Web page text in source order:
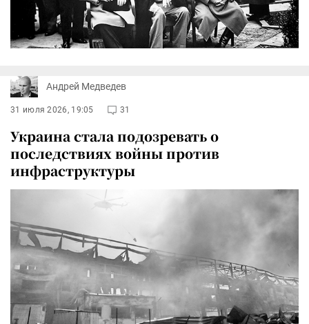
Андрей Медведев
31 июля 2026, 19:05 31
Украина стала подозревать о
последствиях войны против
инфраструктуры